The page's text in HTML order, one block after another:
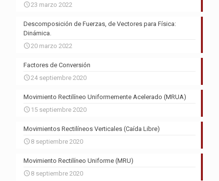
23 marzo 2022
Descomposición de Fuerzas, de Vectores para Física:
Dinámica.
20 marzo 2022
Factores de Conversión
24 septiembre 2020
Movimiento Rectilíneo Uniformemente Acelerado (MRUA)
15 septiembre 2020
Movimientos Rectilíneos Verticales (Caída Libre)
8 septiembre 2020
Movimiento Rectilíneo Uniforme (MRU)
8 septiembre 2020